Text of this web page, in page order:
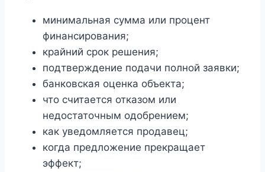
минимальная сумма или процент
финансирования;
крайний срок решения;
подтверждение подачи полной заявки;
банковская оценка объекта;
что считается отказом или
недостаточным одобрением;
как уведомляется продавец;
когда предложение прекращает
эффект;